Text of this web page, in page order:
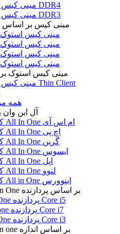
مینی کیس استوک DDR4
مینی کیس استوک DDR3
مینی کیس بر اساس
مینی کیس استوک
مینی کیس استوک
مینی کیس استوک
مینی کیس استوک
مینی کیس استوک
مینی کیس استوک Thin Client
همه
آل این
کامپیوتر All In One ام اس آی
کامپیوتر All In One اچ پی
کامپیوتر All In One گرین
کامپیوتر All In One ایسوس
کامپیوتر All In One اپل
کامپیوتر All In One لنوو
کامپیوتر All in One اینوورس
کامپیوتر All in One بر اساس پردازنده
All in One پردازنده Core i5
All in one پردازنده Core i7
All in One پردازنده Core i3
کامپیوتر All in one بر اساس اندازه